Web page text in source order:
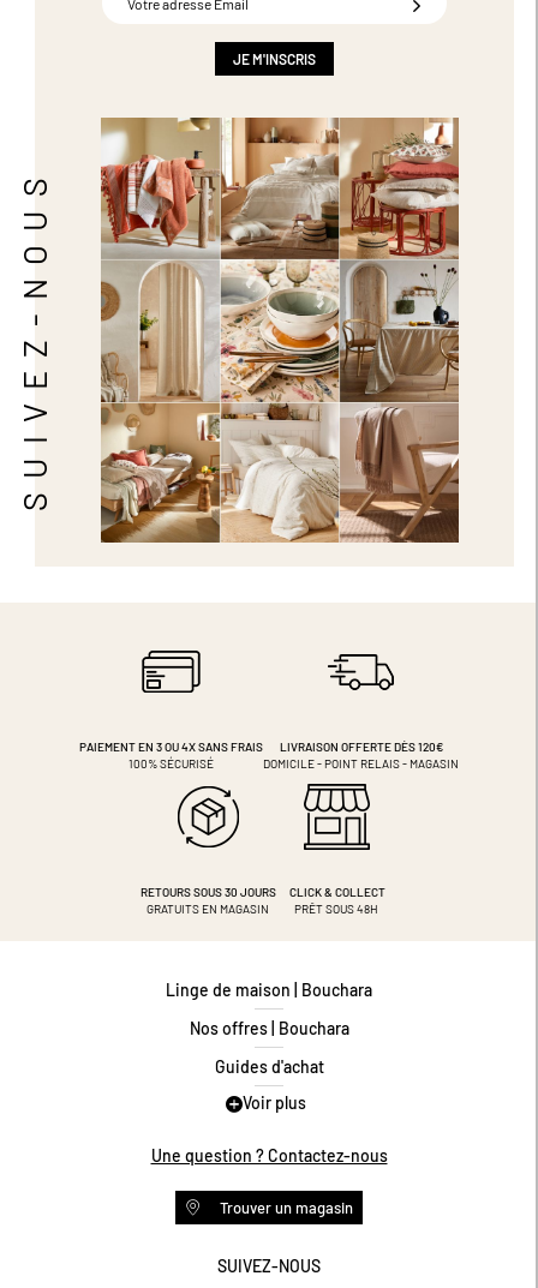
SUIVEZ-NOUS
JE M'INSCRIS
PAIEMENT EN 3 OU 4XSANS FRAIS
100% SÉCURISÉ
LIVRAISON OFFERTE DÈS 120€
DOMICILE - POINT RELAIS - MAGASIN
RETOURS SOUS 30 JOURS
GRATUITS EN MAGASIN
CLICK & COLLECT
PRÊT SOUS 48H
Linge de maison | Bouchara
Nos offres | Bouchara
Guides d'achat
Guide des tailles
Programme de fidélité
Conditions des offres
Voir plus
Une question ? Contactez-nous
Trouver un magasin
SUIVEZ-NOUS